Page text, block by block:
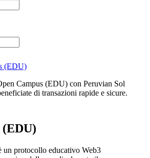
(EDU)
Campus (EDU) con Peruvian Sol
di transazioni rapide e sicure.
(EDU)
un protocollo educativo Web3